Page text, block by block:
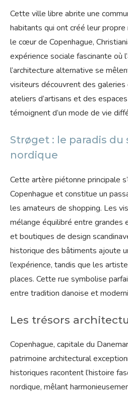
Cette ville libre abrite une
habitants qui ont créé leur
le cœur de Copenhague,
expérience sociale fascinante où
l’architecture alternative se
visiteurs découvrent des galeries
ateliers d’artisans et des
témoignent d’un mode de vie
Strøget : le paradis du
nordique
Cette artère piétonne principale
Copenhague et constitue un
les amateurs de shopping. Les
mélange équilibré entre grandes
et boutiques de design
historique des bâtiments ajoute
l’expérience, tandis que les
places. Cette rue symbolise
entre tradition danoise et
Les trésors
Copenhague, capitale du
patrimoine architectural
historiques racontent l’histoire
nordique, mêlant